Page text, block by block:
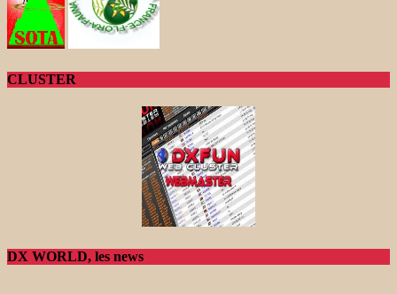
CLUSTER
DX WORLD, les news